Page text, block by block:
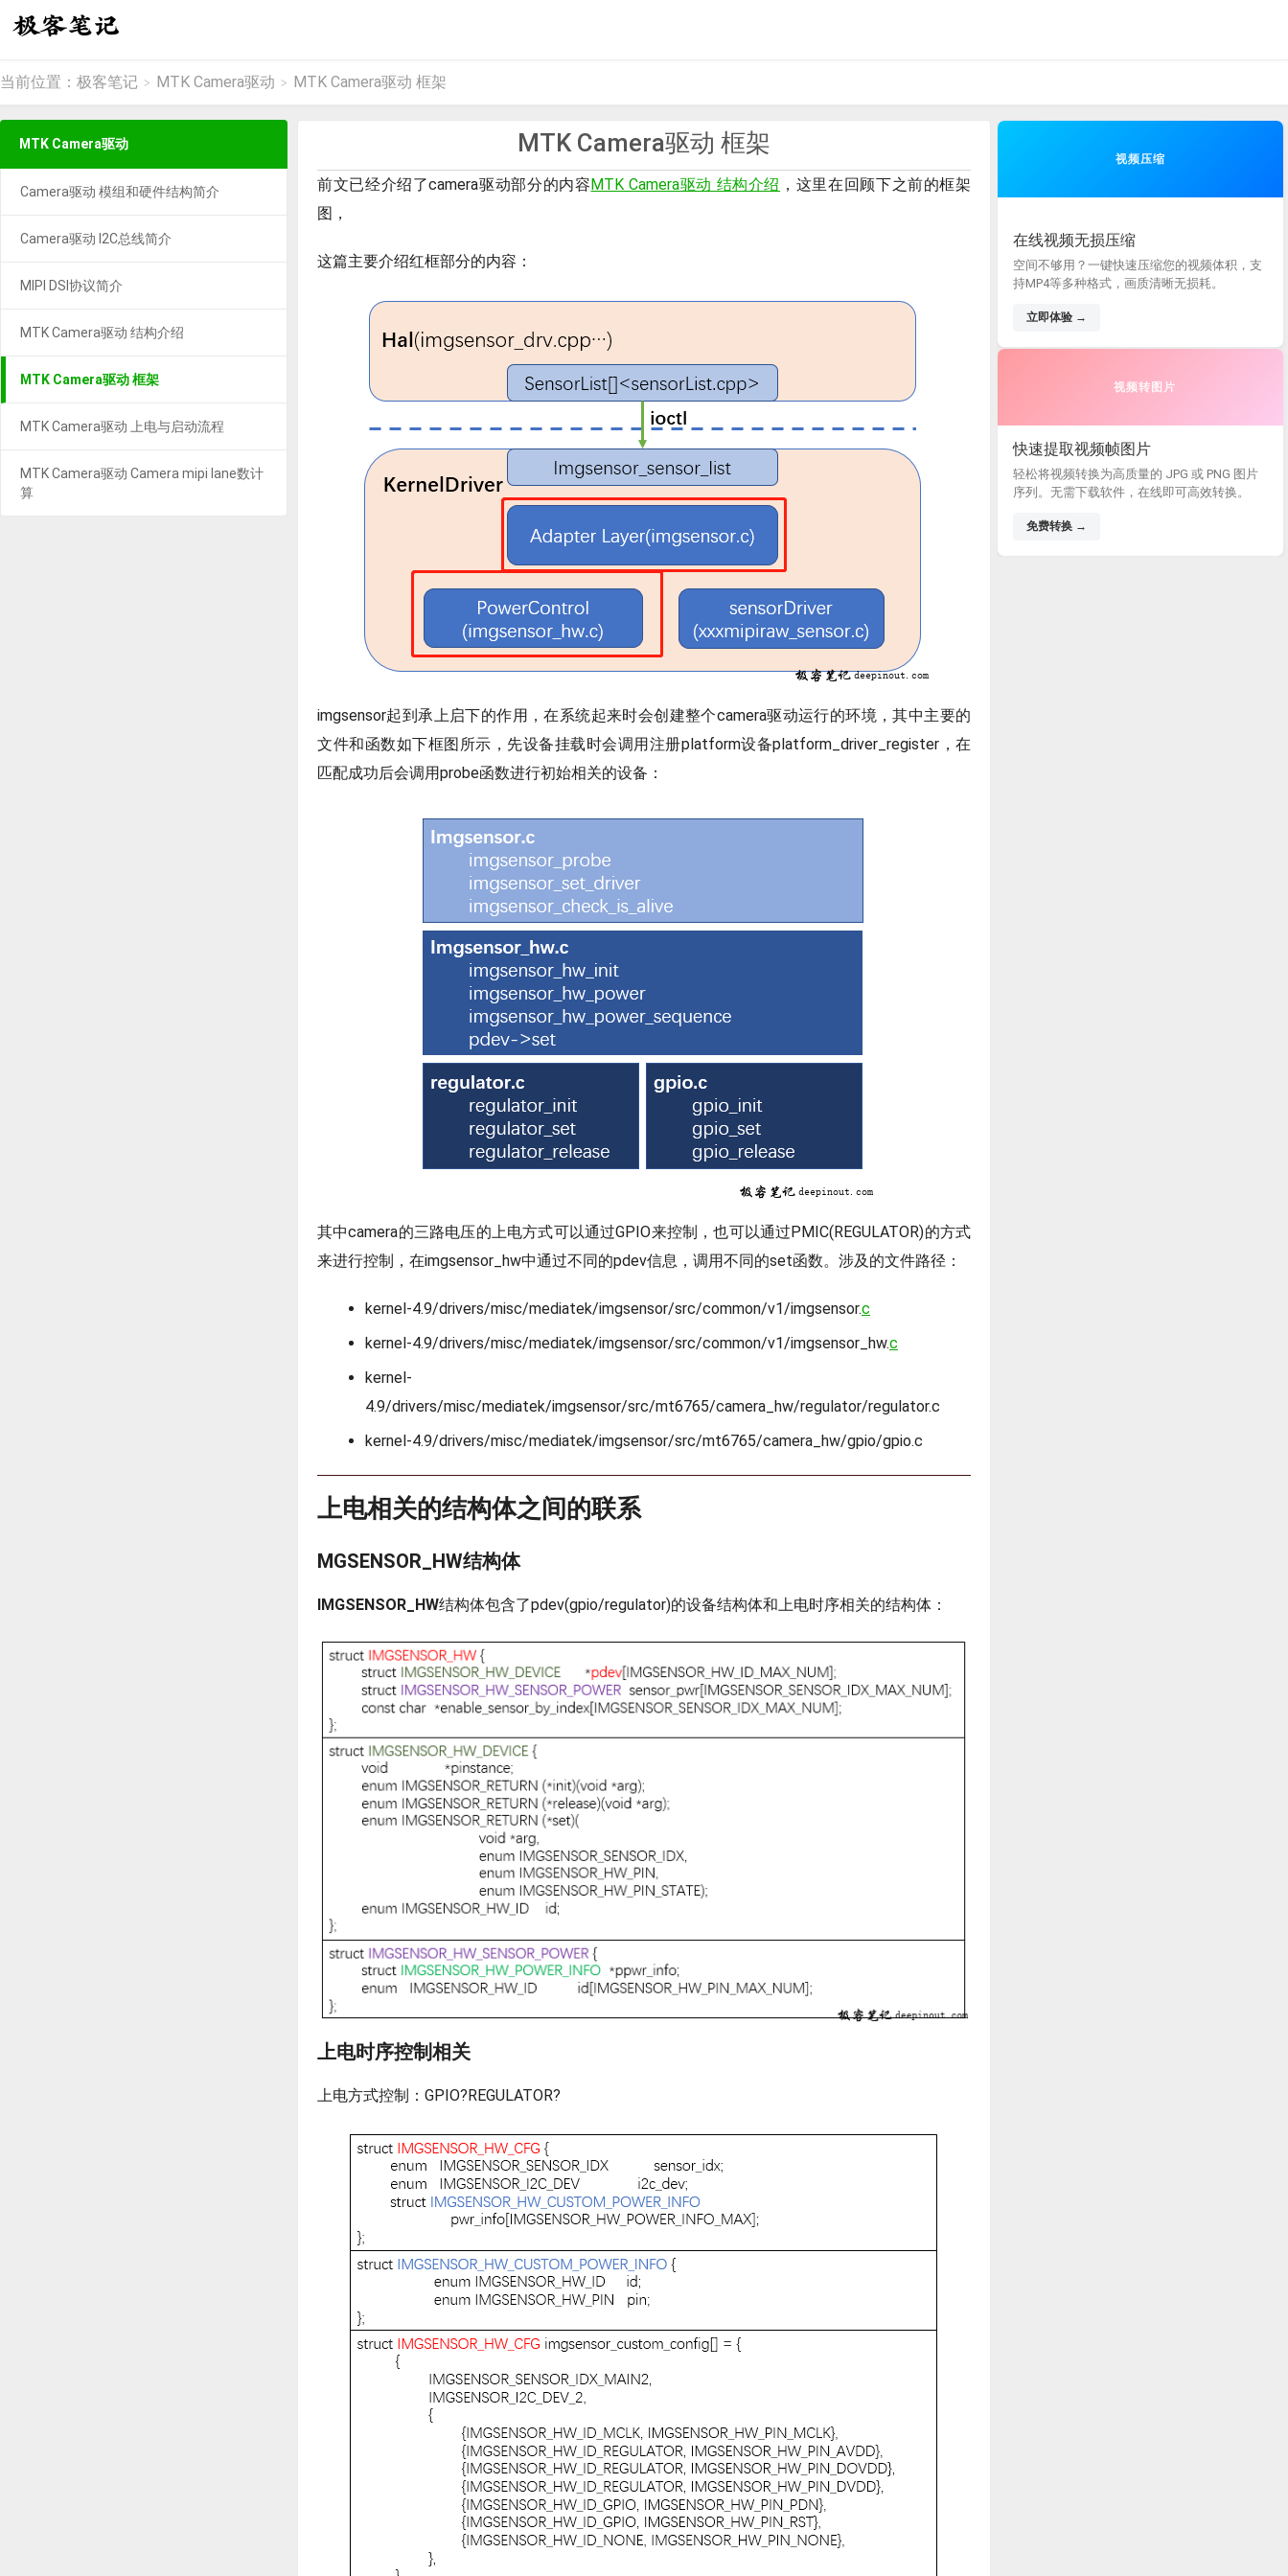
当前位置： 极客笔记 > MTK Camera驱动 > MTK Camera驱动 框架
MTK Camera驱动 框架
前文已经介绍了camera驱动部分的内容MTK Camera驱动 结构介绍 ，这里在回顾下之前的框架
图，
这篇主要介绍红框部分的内容：
imgsensor起到承上启下的作用，在系统起来时会创建整个camera驱动运行的环境，其中主要的
文件和函数如下框图所示，先设备挂载时会调用注册platform设备platform_driver_register，在
匹配成功后会调用probe函数进行初始相关的设备：
其中camera的三路电压的上电方式可以通过GPIO来控制，也可以通过PMIC(REGULATOR)的方式
来进行控制，在imgsensor_hw中通过不同的pdev信息，调用不同的set函数。涉及的文件路径：
kernel-4.9/drivers/misc/mediatek/imgsensor/src/common/v1/imgsensor.c
kernel-4.9/drivers/misc/mediatek/imgsensor/src/common/v1/imgsensor_hw.c
kernel-
4.9/drivers/misc/mediatek/imgsensor/src/mt6765/camera_hw/regulator/regulator.c
kernel-4.9/drivers/misc/mediatek/imgsensor/src/mt6765/camera_hw/gpio/gpio.c
上电相关的结构体之间的联系
MGSENSOR_HW结构体
IMGSENSOR_HW结构体包含了pdev(gpio/regulator)的设备结构体和上电时序相关的结构体：
上电时序控制相关
上电方式控制：GPIO?REGULATOR?
MTK Camera驱动
Camera驱动 模组和硬件结构简介
Camera驱动 I2C总线简介
MIPI DSI协议简介
MTK Camera驱动 结构介绍
MTK Camera驱动 框架
MTK Camera驱动 上电与启动流程
MTK Camera驱动 Camera mipi lane数计
算
视频压缩
在线视频无损压缩
空间不够用？一键快速压缩您的视频体积，支
持MP4等多种格式，画质清晰无损耗。
立即体验 →
视频转图片
快速提取视频帧图片
轻松将视频转换为高质量的 JPG 或 PNG 图片
序列。无需下载软件，在线即可高效转换。
免费转换 →